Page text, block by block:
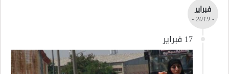
فبراير
- 2019 -
17 فبراير